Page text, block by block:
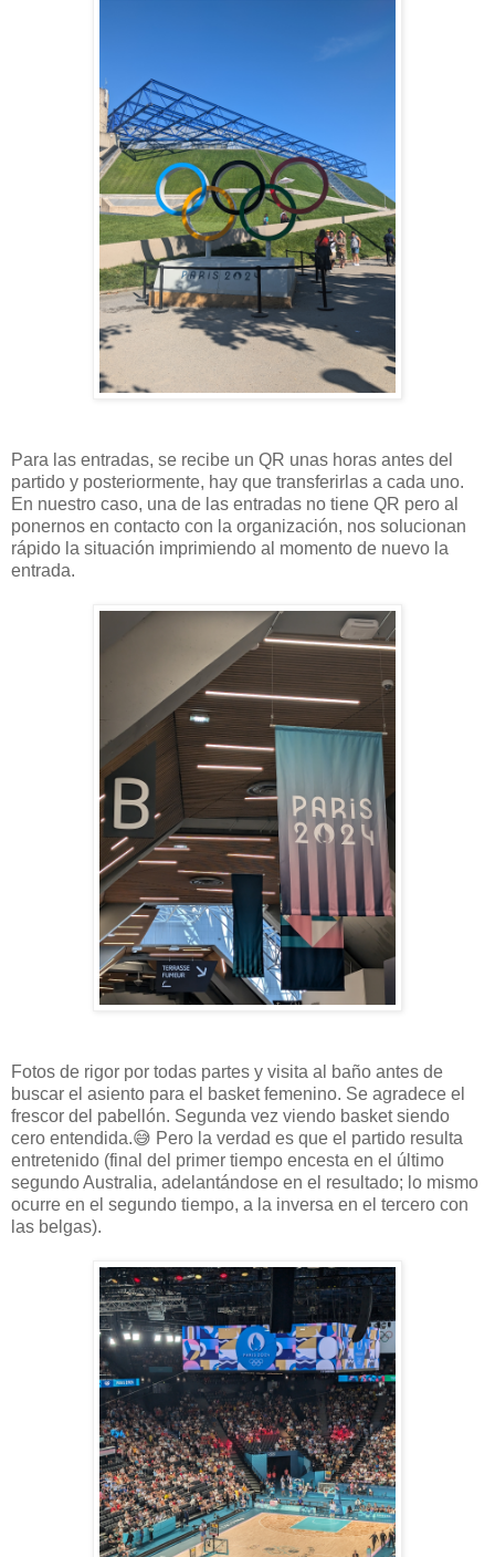
Para las entradas, se recibe un QR unas horas antes del
partido y posteriormente, hay que transferirlas a cada uno.
En nuestro caso, una de las entradas no tiene QR pero al
ponernos en contacto con la organización, nos solucionan
rápido la situación imprimiendo al momento de nuevo la
entrada.
Fotos de rigor por todas partes y visita al baño antes de
buscar el asiento para el basket femenino. Se agradece el
frescor del pabellón. Segunda vez viendo basket siendo
cero entendida.😅 Pero la verdad es que el partido resulta
entretenido (final del primer tiempo encesta en el último
segundo Australia, adelantándose en el resultado; lo mismo
ocurre en el segundo tiempo, a la inversa en el tercero con
las belgas).